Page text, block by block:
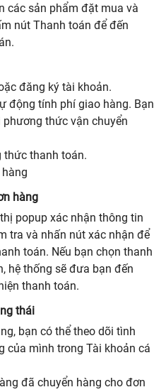
các sản phẩm đặt mua và
nút Thanh toán để đến
đăng ký tài khoản.
động tính phí giao hàng. Bạn
phương thức vận chuyển
thức thanh toán.
hàng
popup xác nhận thông tin
tra và nhấn nút xác nhận để
toán. Nếu bạn chọn thanh
hệ thống sẽ đưa bạn đến
thanh toán.
thái
bạn có thể theo dõi tình
của mình trong Tài khoản cá
đã chuyển hàng cho đơn